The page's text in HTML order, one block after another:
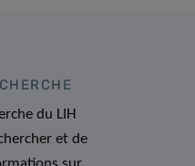
du LIH
et de